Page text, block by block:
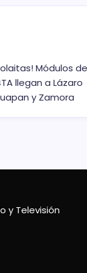
Módulos
llegan a Lázaro
y Zamora
y Televisión